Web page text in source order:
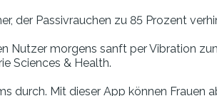
der Passivrauchen zu 85 Prozent
Nutzer morgens sanft per Vibration
Sciences & Health.
durch. Mit dieser App können Frauen